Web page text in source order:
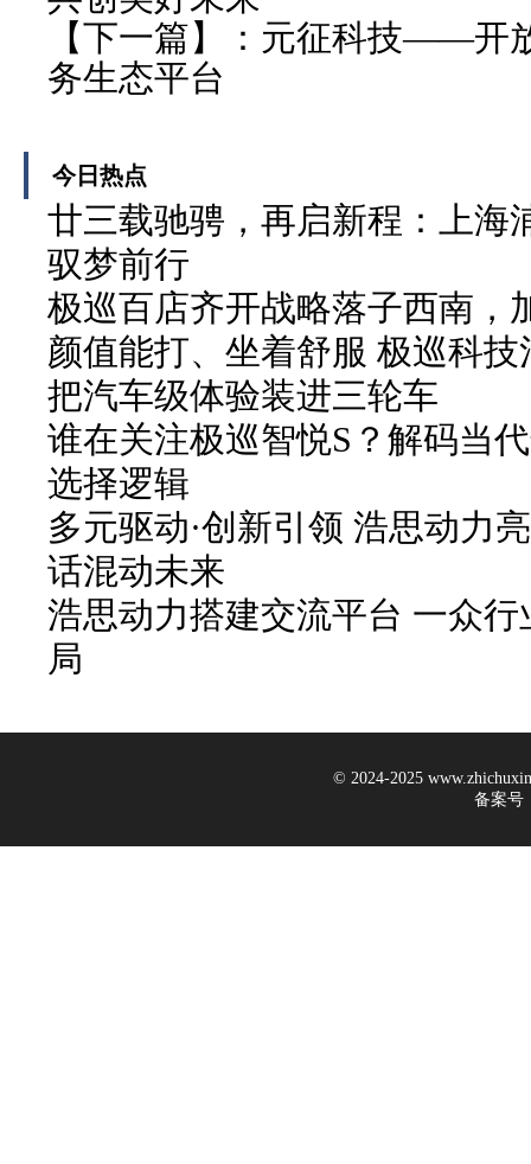
【下一篇】： 元征科技——开
务生态平台
今日热点
廿三载驰骋，再启新程：上海
驭梦前行
极巡百店齐开战略落子西南，
颜值能打、坐着舒服 极巡科
把汽车级体验装进三轮车
谁在关注极巡智悦S？解码当
选择逻辑
多元驱动·创新引领 浩思动力
话混动未来
浩思动力搭建交流平台 一众
局
© 2024-2025
备案号